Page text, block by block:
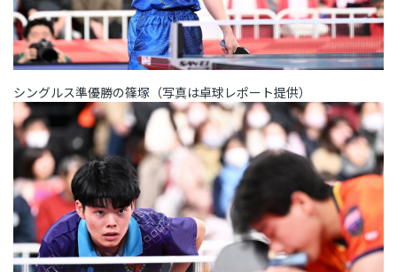
シングルス準優勝の篠塚（写真は卓球レポート提供）